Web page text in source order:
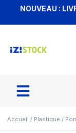
NOUVEAU :
Accueil / Plastique /